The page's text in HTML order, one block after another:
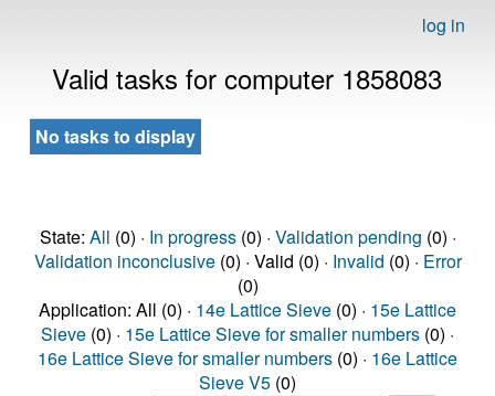
log in
Valid tasks for computer 1858083
No tasks to display
State: All (0) · In progress(0) · Validation pending (0) ·
Validation inconclusive(0) · Valid (0) · Invalid (0) · Error
(0)
Application: All (0) · 14e Lattice Sieve (0) · 15e Lattice
Sieve (0) · 15e Lattice Sieve for smaller numbers (0) ·
16e Lattice Sieve for smaller numbers (0) · 16e Lattice
Sieve V5 (0)